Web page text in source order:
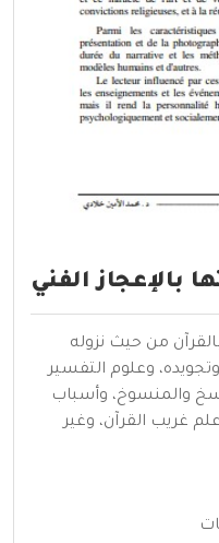
بالإعجاز الفني
من حيث نزوله
وعلوم التفسير
والمنسوخ، وأسباب
غريب القرآن، وغير